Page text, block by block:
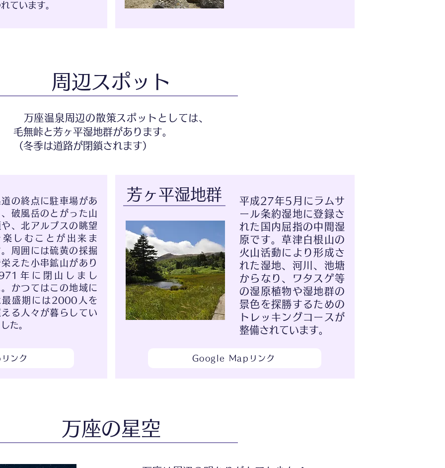
ています。
周辺スポット
万座温泉周辺の散策スポットとしては、
毛無峠と芳ヶ平湿地群があります。
​（冬季は道路が閉鎖されます）
道の終点に駐車場があ
、破風岳のとがった山
や、北アルプスの眺望
楽しむことが出来ま
。周囲には硫黄の採掘
えた小串鉱山があり
年に閉山しまし
。かつてはこの地域に
最盛期には2000人を
える人々が暮らしてい
た。
ンク
芳ヶ平湿地群
平成27年5月にラムサ
ール条約湿地に登録さ
れた国内屈指の中間湿
原です。草津白根山の
火山活動により形成さ
れた湿地、河川、池塘
からなり、ワタスゲ等
の湿原植物や湿地群の
景色を探勝するための
トレッキングコースが
整備されています。
Google Mapリンク
万座の星空